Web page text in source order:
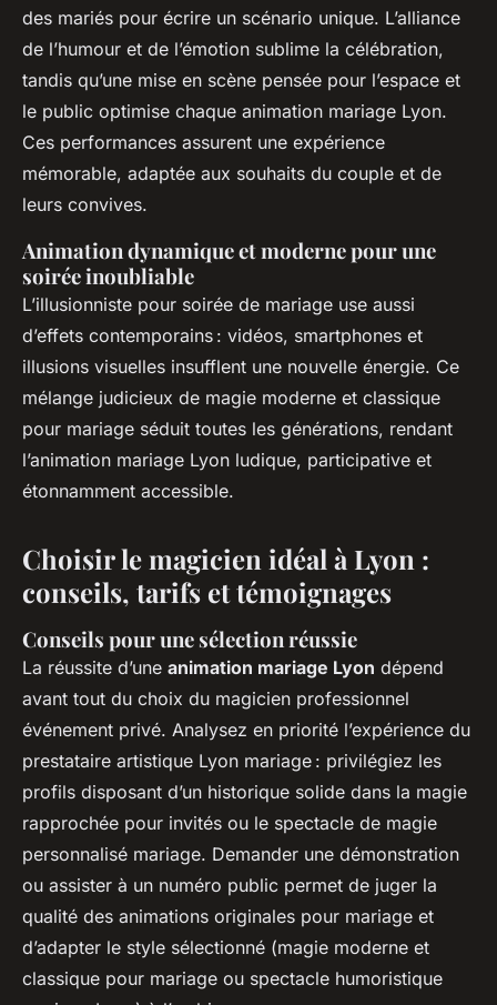
des mariés pour écrire un scénario unique. L’alliance
de l’humour et de l’émotion sublime la célébration,
tandis qu’une mise en scène pensée pour l’espace et
le public optimise chaque animation mariage Lyon.
Ces performances assurent une expérience
mémorable, adaptée aux souhaits du couple et de
leurs convives.
Animation dynamique et moderne pour une
soirée inoubliable
L’illusionniste pour soirée de mariage use aussi
d’effets contemporains : vidéos, smartphones et
illusions visuelles insufflent une nouvelle énergie. Ce
mélange judicieux de magie moderne et classique
pour mariage séduit toutes les générations, rendant
l’animation mariage Lyon ludique, participative et
étonnamment accessible.
Choisir le magicien idéal à Lyon :
conseils, tarifs et témoignages
Conseils pour une sélection réussie
La réussite d’une animation mariage Lyon dépend
avant tout du choix du magicien professionnel
événement privé. Analysez en priorité l’expérience du
prestataire artistique Lyon mariage : privilégiez les
profils disposant d’un historique solide dans la magie
rapprochée pour invités ou le spectacle de magie
personnalisé mariage. Demander une démonstration
ou assister à un numéro public permet de juger la
qualité des animations originales pour mariage et
d’adapter le style sélectionné (magie moderne et
classique pour mariage ou spectacle humoristique